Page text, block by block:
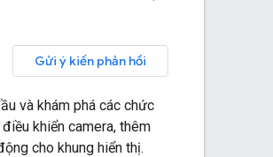
Gửi ý kiến phản hồi
và khám phá các chức
khiển camera, thêm
cho khung hiển thị.